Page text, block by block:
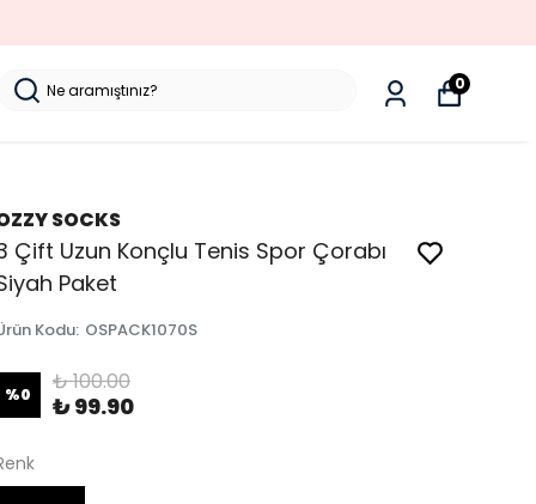
0
SOCKS
Çift Uzun Konçlu Tenis Spor Çorabı
Paket
Kodu: OSPACK1070S
%0 ₺ 100.00
₺ 99.90